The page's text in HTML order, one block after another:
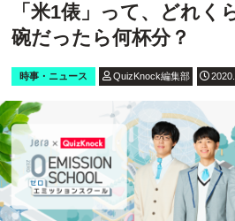
「米1俵」って、どれく
碗だったら何杯分？
時事・ニュース QuizKnock編集部